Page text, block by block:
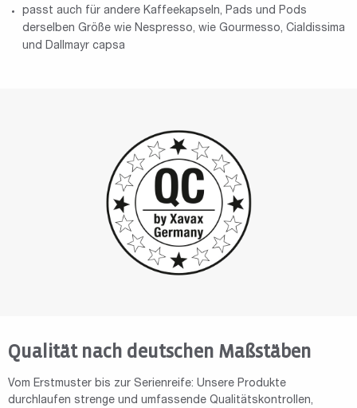
passt auch für andere Kaffeekapseln, Pads und Pods
derselben Größe wie Nespresso, wie Gourmesso, Cialdissima
und Dallmayr capsa
Qualität nach deutschen Maßstäben
Vom Erstmuster bis zur Serienreife: Unsere Produkte
durchlaufen strenge und umfassende Qualitätskontrollen,